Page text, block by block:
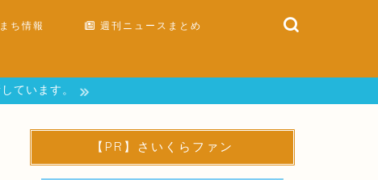
まち情報 週刊ニュースまとめ
ています。
【PR】さいくらファン